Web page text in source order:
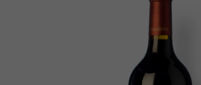
Bodega Garzon